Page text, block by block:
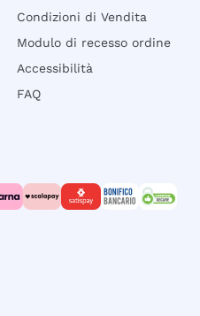
Condizioni di Vendita
Modulo di recesso ordine
Accessibilità
FAQ